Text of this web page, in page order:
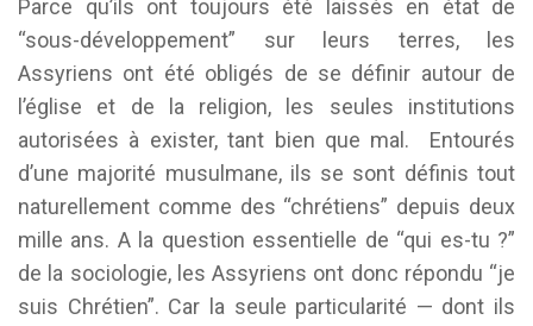
Parce qu’ils ont toujours été laissés en état de
“sous-développement” sur leurs terres, les
Assyriens ont été obligés de se définir autour de
l’église et de la religion, les seules institutions
autorisées à exister, tant bien que mal. Entourés
d’une majorité musulmane, ils se sont définis tout
naturellement comme des “chrétiens” depuis deux
mille ans. A la question essentielle de “qui es-tu ?”
de la sociologie, les Assyriens ont donc répondu “je
suis Chrétien”. Car la seule particularité — dont ils